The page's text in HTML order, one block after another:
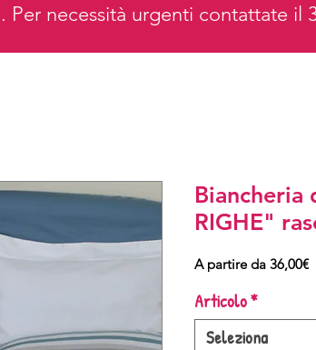
necessità urgenti contattate il
Biancheria
RIGHE"
A partire da 36,00€
Articolo*
Seleziona